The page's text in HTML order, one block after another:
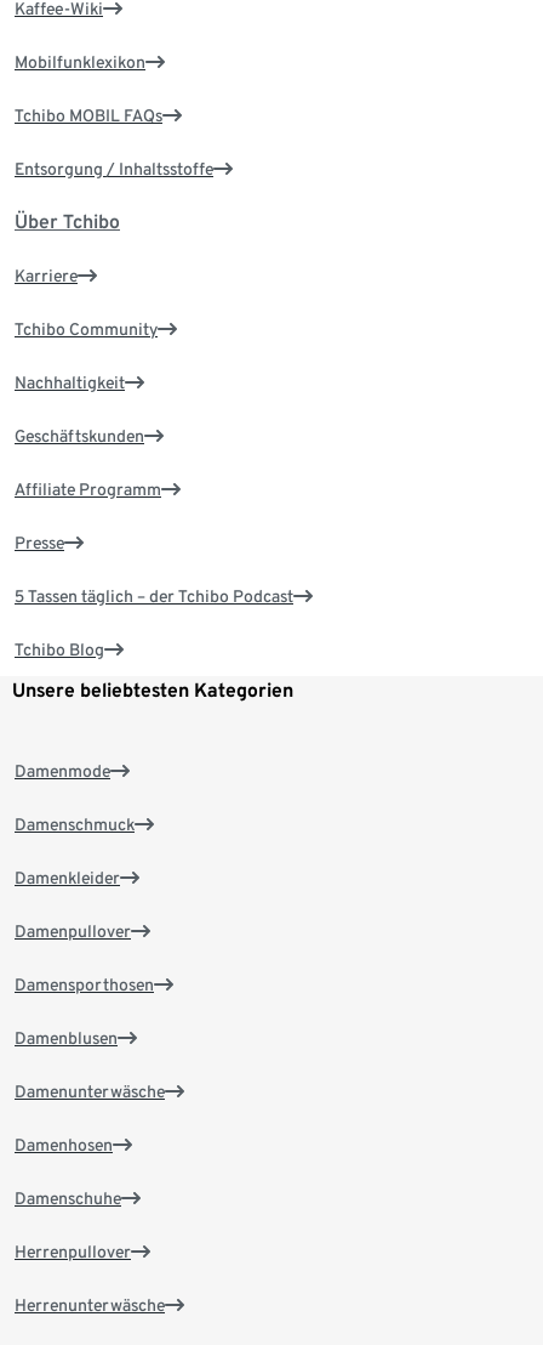
Kaffee-Wiki
Mobilfunklexikon
Tchibo MOBIL FAQs
Entsorgung / Inhaltsstoffe
Über Tchibo
Karriere
Tchibo Community
Nachhaltigkeit
Geschäftskunden
Affiliate Programm
Presse
5 Tassen täglich – der Tchibo Podcast
Tchibo Blog
Unsere beliebtesten Kategorien
Damenmode
Damenschmuck
Damenkleider
Damenpullover
Damensporthosen
Damenblusen
Damenunterwäsche
Damenhosen
Damenschuhe
Herrenpullover
Herrenunterwäsche